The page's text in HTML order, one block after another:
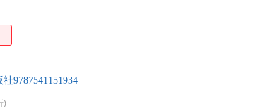
9787541151934
)